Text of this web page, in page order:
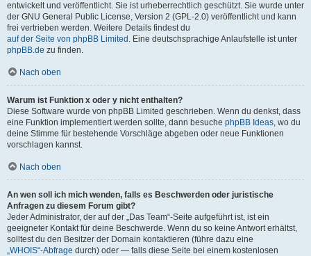
entwickelt und veröffentlicht. Sie ist urheberrechtlich geschützt. Sie wurde unter
der GNU General Public License, Version 2 (GPL-2.0) veröffentlicht und kann
frei vertrieben werden. Weitere Details findest du
auf der Seite von phpBB Limited . Eine deutschsprachige Anlaufstelle ist unter
phpBB.de zu finden.
Nach oben
Warum ist Funktion x oder y nicht enthalten?
Diese Software wurde von phpBB Limited geschrieben. Wenn du denkst, dass
eine Funktion implementiert werden sollte, dann besuche phpBB Ideas, wo du
deine Stimme für bestehende Vorschläge abgeben oder neue Funktionen
vorschlagen kannst.
Nach oben
An wen soll ich mich wenden, falls es Beschwerden oder juristische
Anfragen zu diesem Forum gibt?
Jeder Administrator, der auf der „Das Team“-Seite aufgeführt ist, ist ein
geeigneter Kontakt für deine Beschwerde. Wenn du so keine Antwort erhältst,
solltest du den Besitzer der Domain kontaktieren (führe dazu eine
„WHOIS“-Abfrage durch) oder — falls diese Seite bei einem kostenlosen